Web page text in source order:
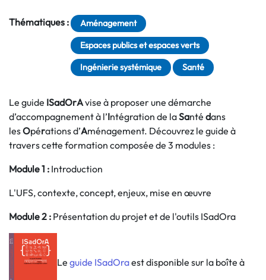
Thématiques : Aménagement
Espaces publics et espaces verts
Ingénierie systémique Santé
Le guide ISadOrAvise à proposer une démarche
d’accompagnement à l’Intégration de laSanté dans
lesOpérations d’Aménagement. Découvrez le guide à
travers cette formation composée de 3 modules :
Module 1 : Introduction
L'UFS, contexte, concept, enjeux, mise en œuvre
Module 2 : Présentation du projet et de l'outils ISadOra
Le guide ISadOraest disponible sur la boîte à